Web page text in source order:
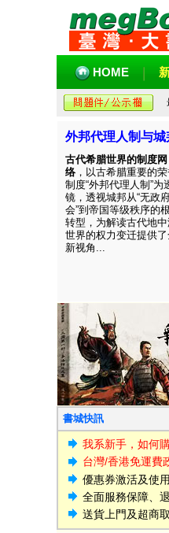
HOME
外邦代理人制与城
古代希腊世界的制度网
络 ，以古希腊重要的
制度“外邦代理人制”为
镜，透视城邦从“无政
会”到帝国等级秩序的
转型，为解读古代地
世界的权力变迁提供
新视角...
書城快訊
我系新手，如何
台灣/香港免運費
優惠券激活及使
全面服務保障、
送貨上門及超商